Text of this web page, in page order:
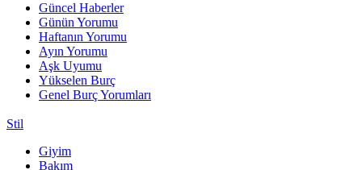
Güncel Haberler
Günün Yorumu
Haftanın Yorumu
Ayın Yorumu
Aşk Uyumu
Yükselen Burç
Genel Burç Yorumları
Stil
Giyim
Bakım